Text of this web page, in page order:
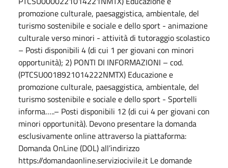
promozione culturale, paesaggistica, ambientale, del
turismo sostenibile e sociale e dello sport - animazione
culturale verso minori - attività di tutoraggio scolastico
– Posti disponibili 4 (di cui 1 per giovani con minori
opportunità); 2) PONTI DI INFORMAZIONI – cod.
(PTCSU0018921014222NMTX) Educazione e
promozione culturale, paesaggistica, ambientale, del
turismo sostenibile e sociale e dello sport - Sportelli
informa…..– Posti disponibili 12 (di cui 4 per giovani con
minori opportunità). Devono presentare la domanda
esclusivamente online attraverso la piattaforma:
Domanda OnLine (DOL) all’indirizzo
https://domandaonline.serviziocivile.it Le domande